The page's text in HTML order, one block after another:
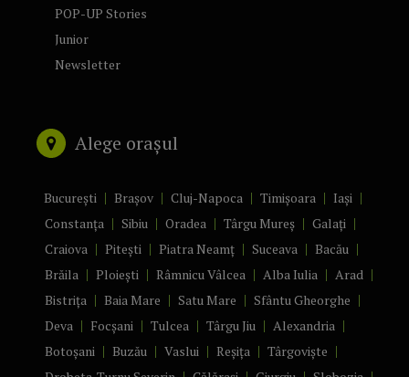
POP-UP Stories
Junior
Newsletter
Alege orașul
București Brașov Cluj-Napoca Timișoara
Iași
Constanța
Sibiu Oradea Târgu Mureș
Galați
Craiova
Pitești Piatra Neamț Suceava
Bacău
Brăila
Ploiești Râmnicu Vâlcea Alba Iulia
Arad
Bistrița
Baia Mare Satu Mare
Sfântu Gheorghe
Deva
Focșani Tulcea Târgu Jiu
Alexandria
Botoșani
Buzău Vaslui Reșița
Târgoviște